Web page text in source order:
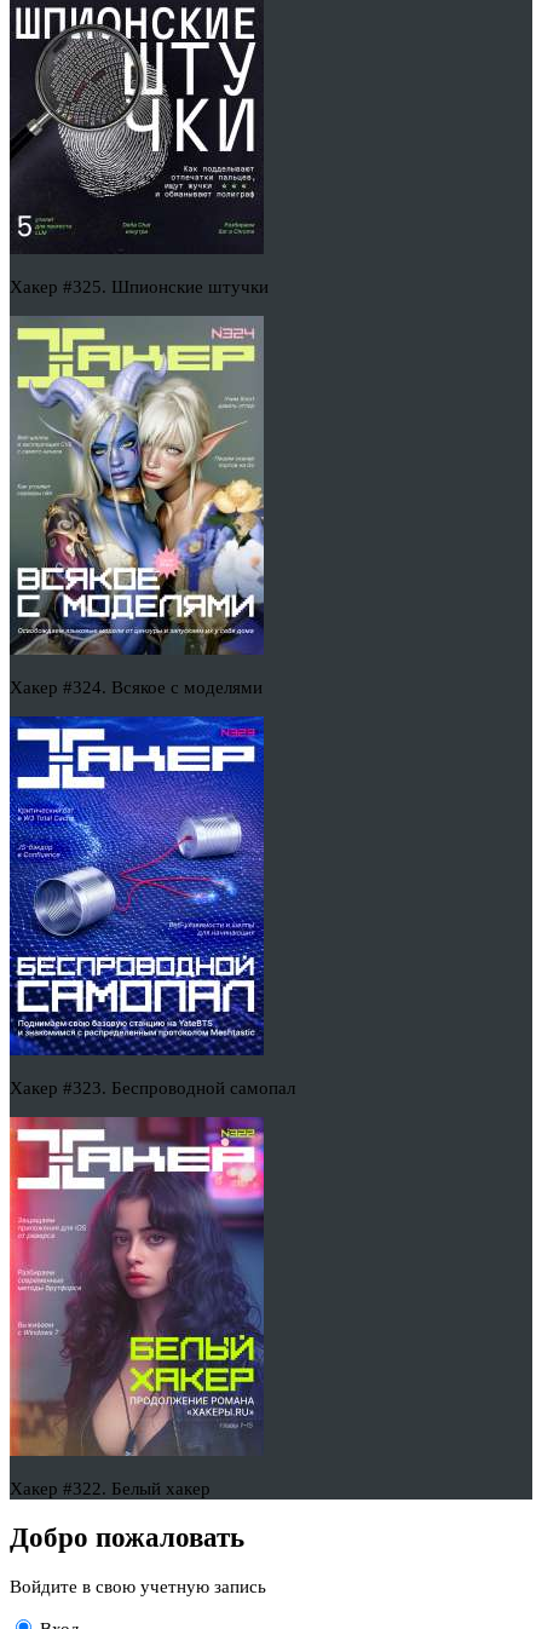
Хакер #325. Шпионские штучки
Хакер #324. Всякое с моделями
Хакер #323. Беспроводной самопал
Хакер #322. Белый хакер
Добро пожаловать
Войдите в свою учетную запись